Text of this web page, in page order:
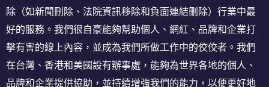
除（如新聞刪除、法院資訊移除和負面連結刪除）行業中最
好的服務。我們很自豪能夠幫助個人、網紅、品牌和企業打
擊有害的線上內容，並成為我們所做工作中的佼佼者。我們
在台灣、香港和美國設有辦事處，能夠為世界各地的個人、
品牌和企業提供協助，並持續增強我們的能力，以便更好地